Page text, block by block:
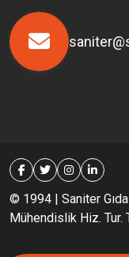
© 1994 | Saniter
Mühendislik Hiz. Tur.